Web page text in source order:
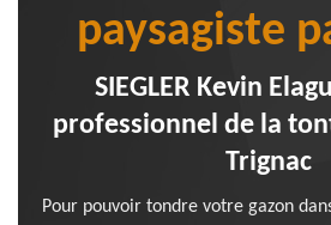
paysagiste
SIEGLER Kevin
professionnel de la
Trignac
Pour pouvoir tondre votre gazon